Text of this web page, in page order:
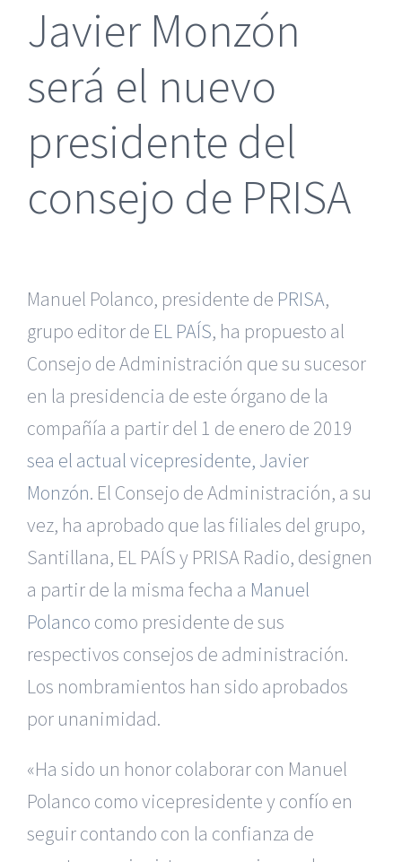
Javier Monzón
será el nuevo
presidente del
consejo de PRISA
Manuel Polanco, presidente de PRISA,
grupo editor de EL PAÍS, ha propuesto al
Consejo de Administración que su sucesor
en la presidencia de este órgano de la
compañía a partir del 1 de enero de 2019
sea el actual vicepresidente, Javier
Monzón. El Consejo de Administración, a su
vez, ha aprobado que las filiales del grupo,
Santillana, EL PAÍS y PRISA Radio, designen
a partir de la misma fecha a Manuel
Polanco como presidente de sus
respectivos consejos de administración.
Los nombramientos han sido aprobados
por unanimidad.
«Ha sido un honor colaborar con Manuel
Polanco como vicepresidente y confío en
seguir contando con la confianza de